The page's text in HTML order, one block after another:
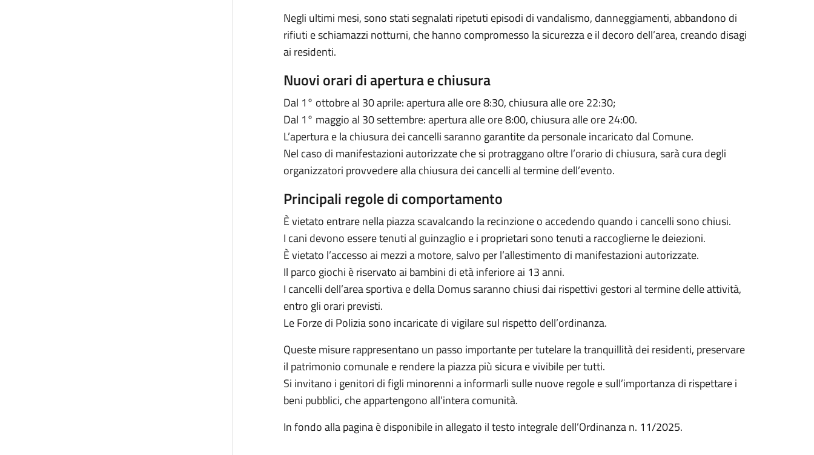
Negli ultimi mesi, sono stati segnalati ripetuti episodi di vandalismo, danneggiamenti, abbandono di
rifiuti e schiamazzi notturni, che hanno compromesso la sicurezza e il decoro dell’area, creando disagi
ai residenti.
Nuovi orari di apertura e chiusura
Dal 1° ottobre al 30 aprile: apertura alle ore 8:30, chiusura alle ore 22:30;
Dal 1° maggio al 30 settembre: apertura alle ore 8:00, chiusura alle ore 24:00.
L’apertura e la chiusura dei cancelli saranno garantite da personale incaricato dal Comune.
Nel caso di manifestazioni autorizzate che si protraggano oltre l’orario di chiusura, sarà cura degli
organizzatori provvedere alla chiusura dei cancelli al termine dell’evento.
Principali regole di comportamento
È vietato entrare nella piazza scavalcando la recinzione o accedendo quando i cancelli sono chiusi.
I cani devono essere tenuti al guinzaglio e i proprietari sono tenuti a raccoglierne le deiezioni.
È vietato l’accesso ai mezzi a motore, salvo per l’allestimento di manifestazioni autorizzate.
Il parco giochi è riservato ai bambini di età inferiore ai 13 anni.
I cancelli dell’area sportiva e della Domus saranno chiusi dai rispettivi gestori al termine delle attività,
entro gli orari previsti.
Le Forze di Polizia sono incaricate di vigilare sul rispetto dell’ordinanza.
Queste misure rappresentano un passo importante per tutelare la tranquillità dei residenti, preservare
il patrimonio comunale e rendere la piazza più sicura e vivibile per tutti.
Si invitano i genitori di figli minorenni a informarli sulle nuove regole e sull’importanza di rispettare i
beni pubblici, che appartengono all’intera comunità.
In fondo alla pagina è disponibile in allegato il testo integrale dell’Ordinanza n. 11/2025.